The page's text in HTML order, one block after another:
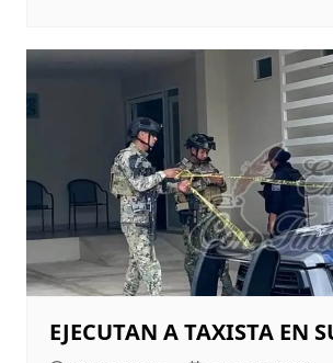
EJECUTAN A TAXISTA EN